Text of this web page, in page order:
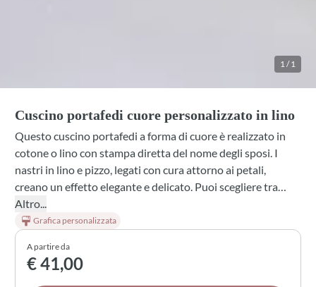
1/1
Cuscino portafedi cuore personalizzato in lino
Questo cuscino portafedi a forma di cuore è realizzato in
cotone o lino con stampa diretta del nome degli sposi. I
nastri in lino e pizzo, legati con cura attorno ai petali,
creano un effetto elegante e delicato. Puoi scegliere tra
diverse combinazioni di colori e materiali per adattarlo
perfettamente al tuo stile di cerimonia. La
personalizzazione lo rende un dettaglio davvero unico per
custodire le fedi durante il grande giorno.
Altro...
Grafica personalizzata
A partire da
€ 41,00